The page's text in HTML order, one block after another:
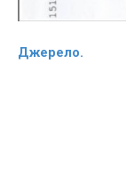
Джерело.